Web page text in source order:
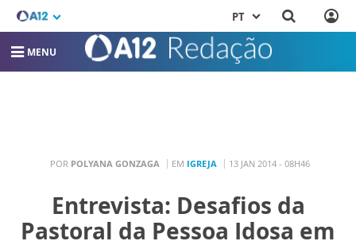
PT
MENU
POR POLYANA GONZAGA EM IGREJA 13 JAN 2014 - 08H46
Entrevista: Desafios da
Pastoral da Pessoa Idosa em